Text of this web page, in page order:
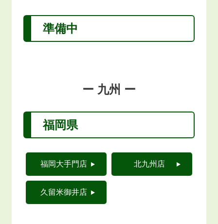
準備中
ー 九州 ー
福岡県
福岡大手門店 北九州店
久留米御井店